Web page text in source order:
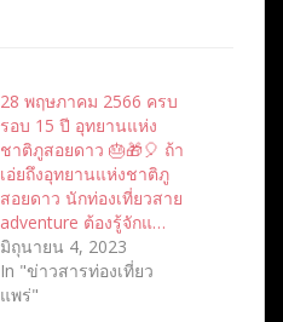
28 พฤษภาคม 2566 ครบ
รอบ 15 ปี อุทยานแห่ง
ชาติภูสอยดาว 🎂🎁🎈 ถ้า
เอ่ยถึงอุทยานแห่งชาติภู
สอยดาว นักท่องเที่ยวสาย
adventure ต้องรู้จักแ…
มิถุนายน 4, 2023
In "ข่าวสารท่องเที่ยว
แพร่"